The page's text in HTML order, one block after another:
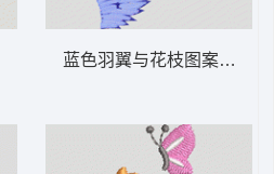
蓝色羽翼与花枝图案 羽毛